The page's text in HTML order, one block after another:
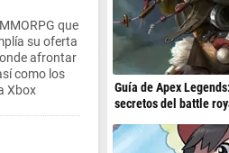
que
su oferta
afrontar
como los
Xbox
Guía de Apex
secretos del battle